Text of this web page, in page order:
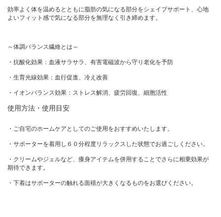
効率よく体を温めるとともに脂肪の気になる部分をシェイプサポート、心地
よいフィット感で気になる部分を無理なく引き締めます。
～体調バランス繊維とは～
・抗酸化効果：血液サラサラ、有害電磁波から守り老化を予防
・生育光線効果：血行促進、冷え改善
・イオンバランス効果：ストレス解消、疲労回復、細胞活性
使用方法・使用目安
・ご自宅のホームケアとしてのご使用をおすすめいたします。
・サポーターを着用し６０分程度リラックスした状態でお過ごしください。
・クリームやジェルなど、痩身アイテムを併用することでさらに相乗効果が
期待できます。
・下着はサポーターの触れる面積が大きくなるものをお選びください。